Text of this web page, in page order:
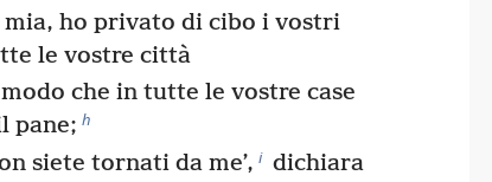
mia, ho privato di cibo i vostri
le vostre città
che in tutte le vostre case
pane; h
siete tornati da me’, i dichiara